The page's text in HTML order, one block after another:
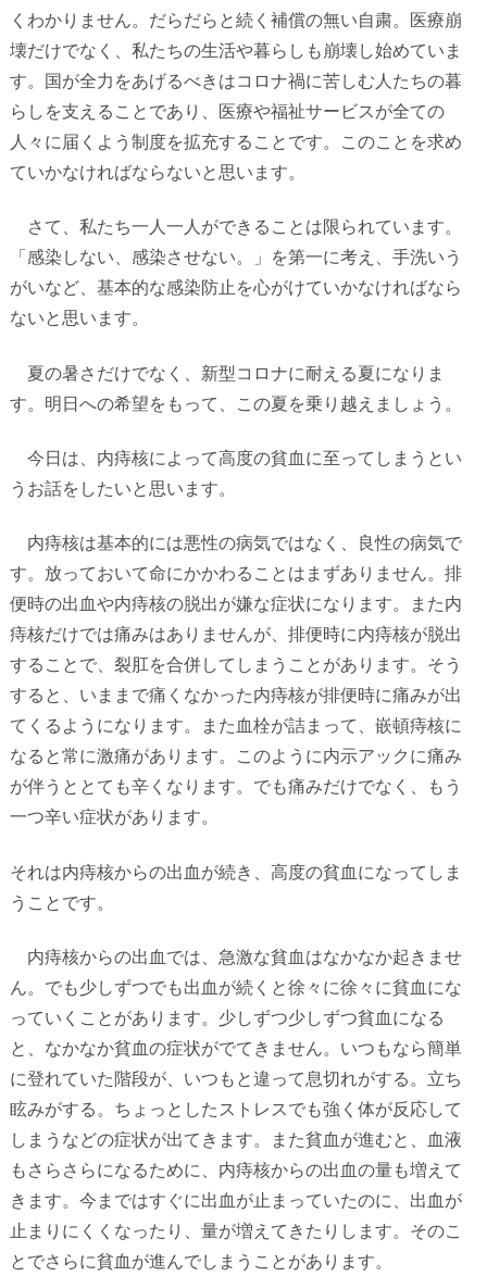
くわかりません。だらだらと続く補償の無い自粛。医療崩
壊だけでなく、私たちの生活や暮らしも崩壊し始めていま
す。国が全力をあげるべきはコロナ禍に苦しむ人たちの暮
らしを支えることであり、医療や福祉サービスが全ての
人々に届くよう制度を拡充することです。このことを求め
ていかなければならないと思います。
さて、私たち一人一人ができることは限られています。
「感染しない、感染させない。」を第一に考え、手洗いう
がいなど、基本的な感染防止を心がけていかなければなら
ないと思います。
夏の暑さだけでなく、新型コロナに耐える夏になりま
す。明日への希望をもって、この夏を乗り越えましょう。
今日は、内痔核によって高度の貧血に至ってしまうとい
うお話をしたいと思います。
内痔核は基本的には悪性の病気ではなく、良性の病気で
す。放っておいて命にかかわることはまずありません。排
便時の出血や内痔核の脱出が嫌な症状になります。また内
痔核だけでは痛みはありませんが、排便時に内痔核が脱出
することで、裂肛を合併してしまうことがあります。そう
すると、いままで痛くなかった内痔核が排便時に痛みが出
てくるようになります。また血栓が詰まって、嵌頓痔核に
なると常に激痛があります。このように内示アックに痛み
が伴うととても辛くなります。でも痛みだけでなく、もう
一つ辛い症状があります。
それは内痔核からの出血が続き、高度の貧血になってしま
うことです。
内痔核からの出血では、急激な貧血はなかなか起きませ
ん。でも少しずつでも出血が続くと徐々に徐々に貧血にな
っていくことがあります。少しずつ少しずつ貧血になる
と、なかなか貧血の症状がでてきません。いつもなら簡単
に登れていた階段が、いつもと違って息切れがする。立ち
眩みがする。ちょっとしたストレスでも強く体が反応して
しまうなどの症状が出てきます。また貧血が進むと、血液
もさらさらになるために、内痔核からの出血の量も増えて
きます。今まではすぐに出血が止まっていたのに、出血が
止まりにくくなったり、量が増えてきたりします。そのこ
とでさらに貧血が進んでしまうことがあります。